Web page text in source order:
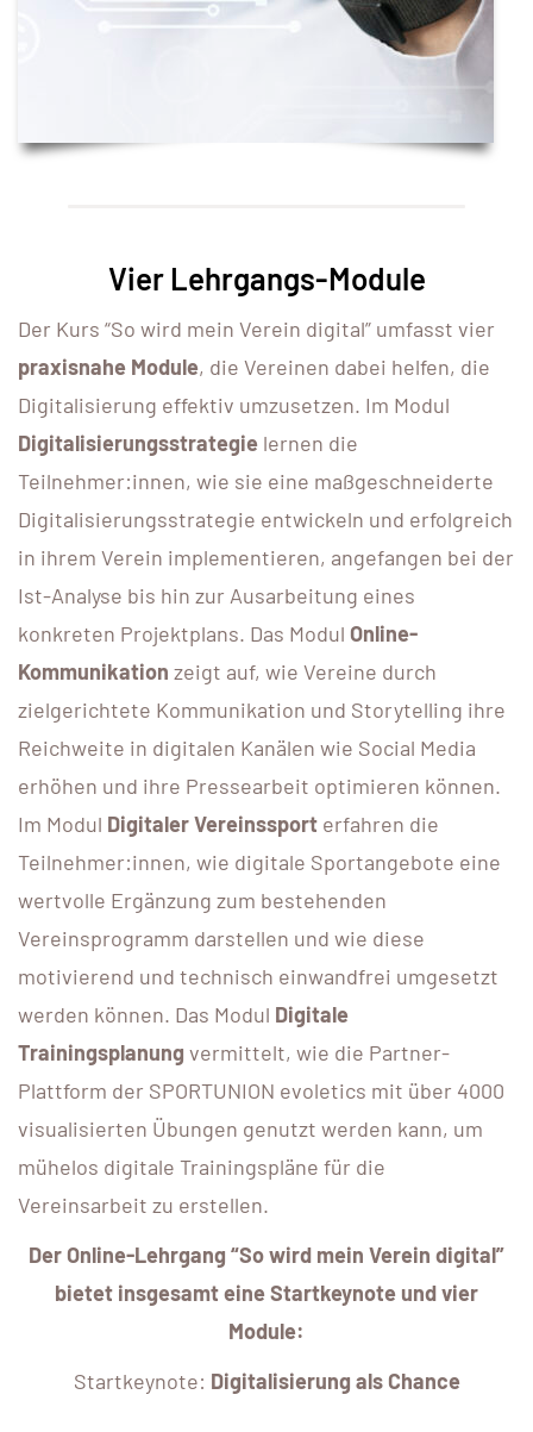
Vier Lehrgangs-Module
Der Kurs “So wird mein Verein digital” umfasst vier
praxisnahe Module, die Vereinen dabei helfen, die
Digitalisierung effektiv umzusetzen. Im Modul
Digitalisierungsstrategie lernen die
Teilnehmer:innen, wie sie eine maßgeschneiderte
Digitalisierungsstrategie entwickeln und erfolgreich
in ihrem Verein implementieren, angefangen bei der
Ist-Analyse bis hin zur Ausarbeitung eines
konkreten Projektplans. Das Modul Online-
Kommunikation zeigt auf, wie Vereine durch
zielgerichtete Kommunikation und Storytelling ihre
Reichweite in digitalen Kanälen wie Social Media
erhöhen und ihre Pressearbeit optimieren können.
Im Modul Digitaler Vereinssport erfahren die
Teilnehmer:innen, wie digitale Sportangebote eine
wertvolle Ergänzung zum bestehenden
Vereinsprogramm darstellen und wie diese
motivierend und technisch einwandfrei umgesetzt
werden können. Das Modul Digitale
Trainingsplanung vermittelt, wie die Partner-
Plattform der SPORTUNION evoletics mit über 4000
visualisierten Übungen genutzt werden kann, um
mühelos digitale Trainingspläne für die
Vereinsarbeit zu erstellen.
Der Online-Lehrgang “So wird mein Verein digital”
bietet insgesamt eine Startkeynote und vier
Module:
Startkeynote: Digitalisierung als Chance